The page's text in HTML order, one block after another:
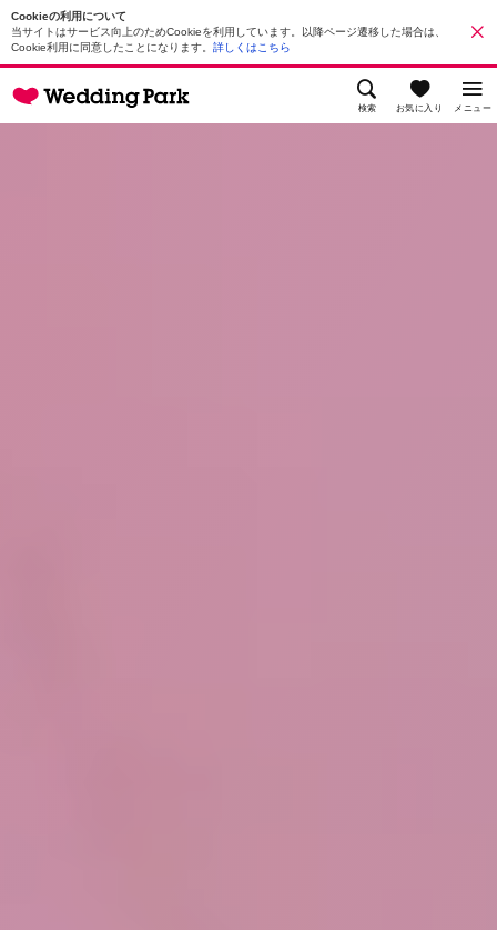
Cookieの利用について
当サイトはサービス向上のためCookieを利用しています。以降ページ遷移した場合は、
Cookie利用に同意したことになります。 詳しくはこちら
検索 お気に入り メニュー